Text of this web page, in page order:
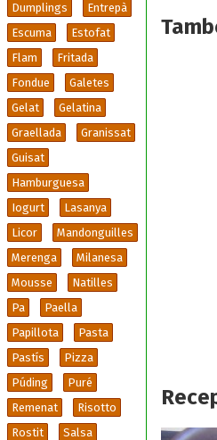
Dumplings
Entrepà
Escuma
Estofat
Flam
Fritada
Fondue
Galetes
Gelat
Gelatina
Graellada
Granissat
Guisat
Hamburguesa
Iogurt
Lasanya
Licor
Mandonguilles
Merenga
Milanesa
Mousse
Natilles
Pa
Paella
Papillota
Pasta
Pastís
Pizza
Púding
Puré
Remenat
Risotto
Rostit
Salsa